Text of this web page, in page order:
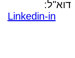
דוא"ל:
Linkedin-in